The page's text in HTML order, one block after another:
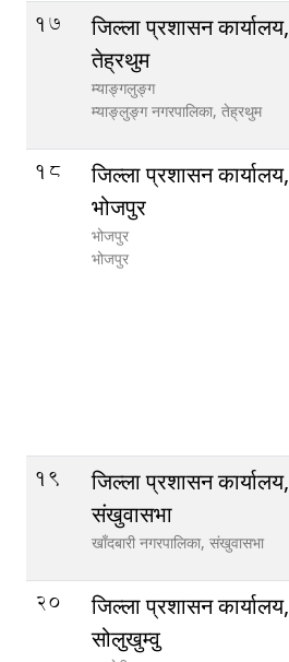
17
जिल्ला प्रशासन कार्यालय,
तेह्रथुम
म्याङ्गलुङ्ग
म्याङ्लुङ्ग नगरपालिका, तेह्रथुम
18
जिल्ला प्रशासन कार्यालय,
भोजपुर
भोजपुर
भोजपुर
19
जिल्ला प्रशासन कार्यालय,
संखुवासभा
खाँदबारी नगरपालिका, संखुवासभा
20
जिल्ला प्रशासन कार्यालय,
सोलुखुम्वु